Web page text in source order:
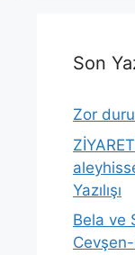
Son
Zor
Yazılışı
Bela ve